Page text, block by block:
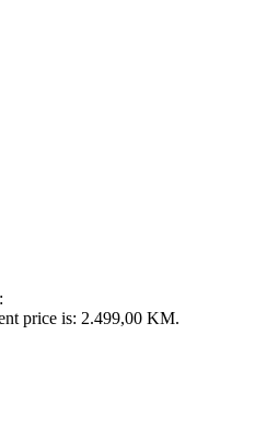
price is: 2.499,00 KM.